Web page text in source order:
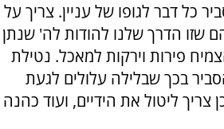
כל דבר לגופו של עניין. צריך על
שזו הדרך שלנו להודות לה' שנתן
פירות וירקות למאכל. נטילת
בכך שבלילה עלולים לגעת
צריך ליטול את הידיים, ועוד כהנה